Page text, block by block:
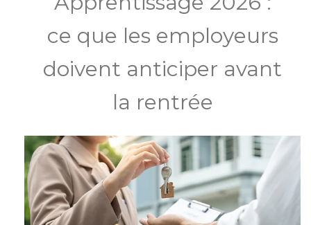
ce que les employeurs
doivent anticiper avant
la rentrée